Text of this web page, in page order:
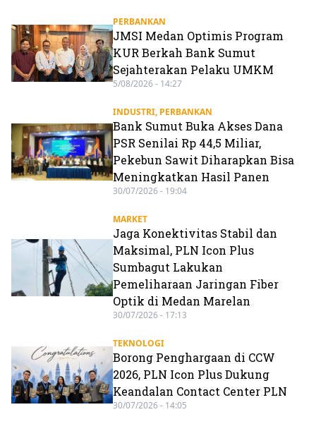
PERBANKAN
JMSI Medan Optimis Program
KUR Berkah Bank Sumut
Sejahterakan Pelaku UMKM
5/08/2026 - 14:27
INDUSTRI, PERBANKAN
Bank Sumut Buka Akses Dana
PSR Senilai Rp 44,5 Miliar,
Pekebun Sawit Diharapkan Bisa
Meningkatkan Hasil Panen
30/07/2026 - 19:04
MARKET
Jaga Konektivitas Stabil dan
Maksimal, PLN Icon Plus
Sumbagut Lakukan
Pemeliharaan Jaringan Fiber
Optik di Medan Marelan
30/07/2026 - 17:13
TEKNOLOGI
Borong Penghargaan di CCW
2026, PLN Icon Plus Dukung
Keandalan Contact Center PLN
30/07/2026 - 14:05